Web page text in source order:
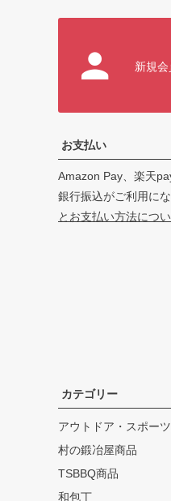
新規
お支払い
Amazon Pay、楽天
銀行振込がご利用に
とお支払い方法につ
カテゴリー
アウトドア・スポー
村の鍛冶屋商品
TSBBQ商品
和包丁